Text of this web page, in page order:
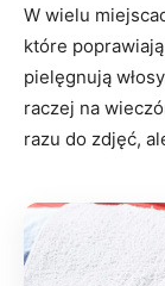
W wielu
które
pielęgnują
raczej na
razu do zdjęć,